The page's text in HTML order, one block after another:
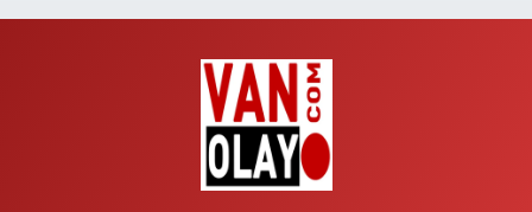
Yol Tarifi Al
Vanyolu Mahallesi, Kara Yusuf Bey Caddesi No:99 B Erciş Van